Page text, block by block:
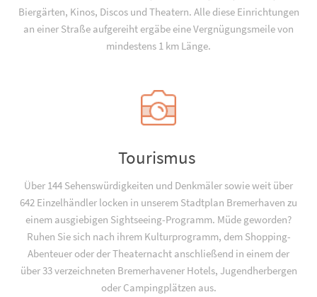
Biergärten, Kinos, Discos und Theatern. Alle diese Einrichtungen
an einer Straße aufgereiht ergäbe eine Vergnügungsmeile von
mindestens 1 km Länge.
Tourismus
Über 144 Sehenswürdigkeiten und Denkmäler sowie weit über
642 Einzelhändler locken in unserem Stadtplan Bremerhaven zu
einem ausgiebigen Sightseeing-Programm. Müde geworden?
Ruhen Sie sich nach ihrem Kulturprogramm, dem Shopping-
Abenteuer oder der Theaternacht anschließend in einem der
über 33 verzeichneten Bremerhavener Hotels, Jugend­­herbergen
oder Campingplätzen aus.